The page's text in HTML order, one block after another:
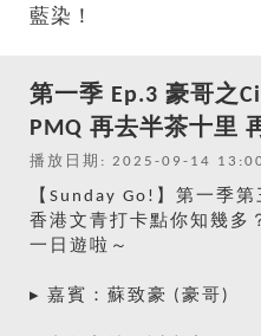
藍染！
第一季 Ep.3 豪哥之
PMQ 再去半茶十里
播放日期: 2025-09-14
【Sunday Go!】第一季第
香港文青打卡點你知幾多
一日遊啦～
▸ 嘉賓：蘇致豪 (豪哥)